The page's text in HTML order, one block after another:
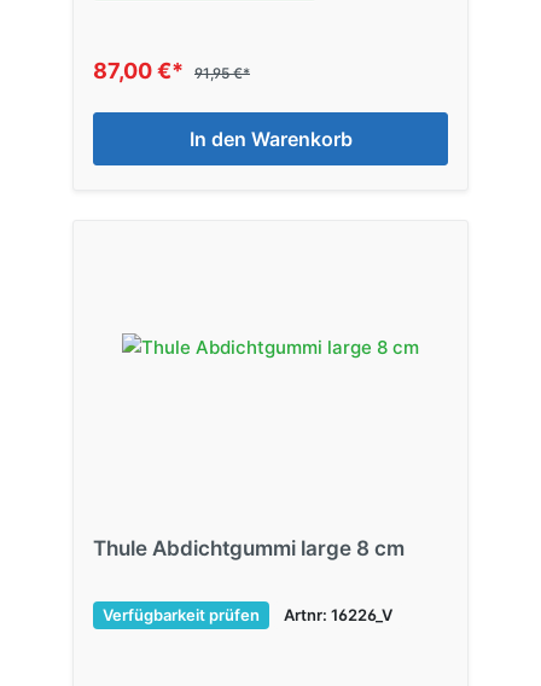
87,00 €* 91,95 €*
In den Warenkorb
Thule Abdichtgummi large 8 cm
Verfügbarkeit prüfen Artnr: 16226_V